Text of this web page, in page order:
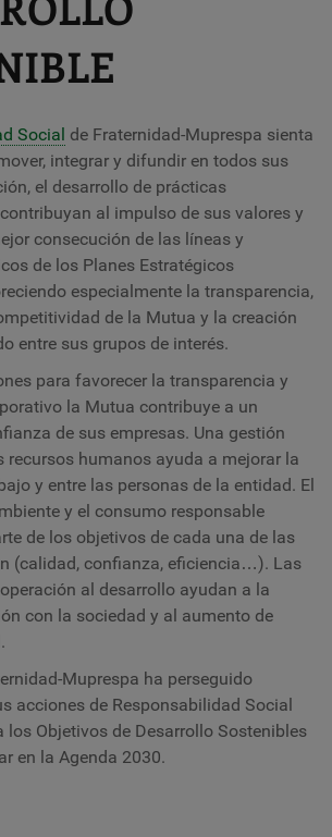
Social de Fraternidad-Muprespa sienta
integrar y difundir en todos sus
el desarrollo de prácticas
al impulso de sus valores y
consecución de las líneas y
de los Planes Estratégicos
especialmente la transparencia,
de la Mutua y la creación
entre sus grupos de interés.
para favorecer la transparencia y
la Mutua contribuye a un
de sus empresas. Una gestión
recursos humanos ayuda a mejorar la
y entre las personas de la entidad. El
y el consumo responsable
de los objetivos de cada una de las
(calidad, confianza, eficiencia…). Las
al desarrollo ayudan a la
con la sociedad y al aumento de
Muprespa ha perseguido
acciones de Responsabilidad Social
los Objetivos de Desarrollo Sostenibles
en la Agenda 2030.